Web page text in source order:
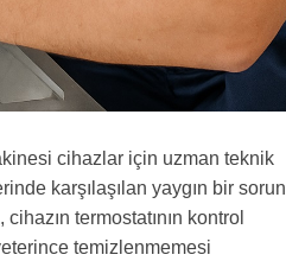
cihazlar için uzman teknik
karşılaşılan yaygın bir sorun
termostatının kontrol
temizlenmemesi